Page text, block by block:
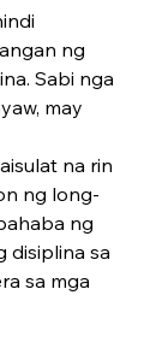
ng
Sabi nga
may
na rin
ng long-
ng
disiplina sa
sa mga